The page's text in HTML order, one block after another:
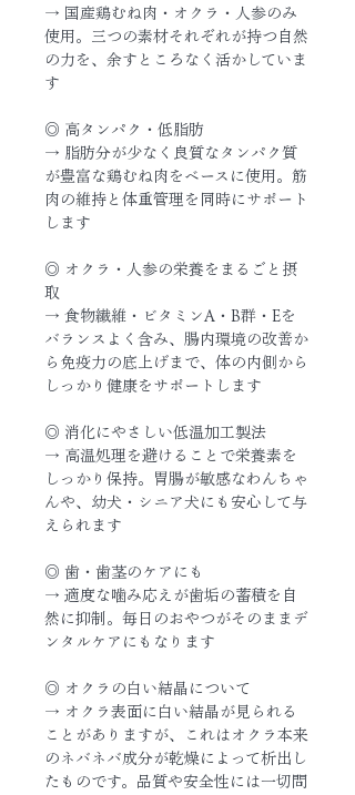
→ 国産鶏むね肉・オクラ・人参のみ
使用。三つの素材それぞれが持つ自然
の力を、余すところなく活かしていま
す
◎ 高タンパク・低脂肪
→ 脂肪分が少なく良質なタンパク質
が豊富な鶏むね肉をベースに使用。筋
肉の維持と体重管理を同時にサポート
します
◎ オクラ・人参の栄養をまるごと摂
取
→ 食物繊維・ビタミンA・B群・Eを
バランスよく含み、腸内環境の改善か
ら免疫力の底上げまで、体の内側から
しっかり健康をサポートします
◎ 消化にやさしい低温加工製法
→ 高温処理を避けることで栄養素を
しっかり保持。胃腸が敏感なわんちゃ
んや、幼犬・シニア犬にも安心して与
えられます
◎ 歯・歯茎のケアにも
→ 適度な噛み応えが歯垢の蓄積を自
然に抑制。毎日のおやつがそのままデ
ンタルケアにもなります
◎ オクラの白い結晶について
→ オクラ表面に白い結晶が見られる
ことがありますが、これはオクラ本来
のネバネバ成分が乾燥によって析出し
たものです。品質や安全性には一切問